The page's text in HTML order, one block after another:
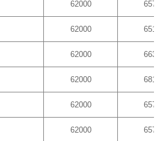
62000
62000
62000
62000
62000
62000